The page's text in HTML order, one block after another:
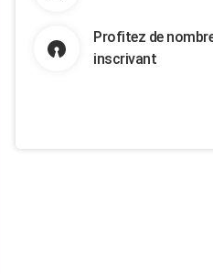
Profitez de
inscrivant